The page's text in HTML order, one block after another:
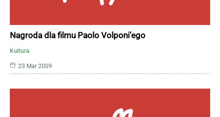
Kultura
Nagroda dla filmu Paolo Volponi’ego
23 Mar 2009